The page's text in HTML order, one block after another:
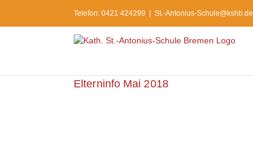
Telefon: 0421 424299 St.-Antonius-Schule@kshb.de
Elterninfo Mai 2018